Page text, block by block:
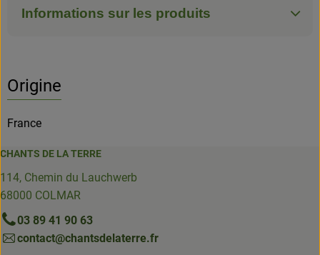
Informations sur les produits
Origine
France
CHANTS DE LA TERRE
114, Chemin du Lauchwerb
68000 COLMAR
03 89 41 90 63
contact@chantsdelaterre.fr